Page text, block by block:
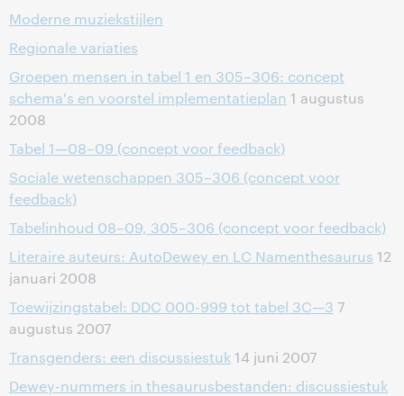
Moderne muziekstijlen
Regionale variaties
Groepen mensen in tabel 1 en 305–306: concept
schema's en voorstel implementatieplan 1 augustus
2008
Tabel 1—08–09 (concept voor feedback)
Sociale wetenschappen 305–306 (concept voor
feedback)
Tabelinhoud 08–09, 305–306 (concept voor feedback)
Literaire auteurs: AutoDewey en LC Namenthesaurus 12
januari 2008
Toewijzingstabel: DDC 000-999 tot tabel 3C—3 7
augustus 2007
Transgenders: een discussiestuk14 juni 2007
Dewey-nummers in thesaurusbestanden: discussiestuk